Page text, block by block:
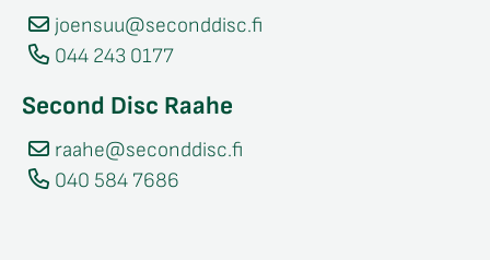
joensuu@seconddisc.fi
044 243 0177
Second Disc Raahe
raahe@seconddisc.fi
040 584 7686